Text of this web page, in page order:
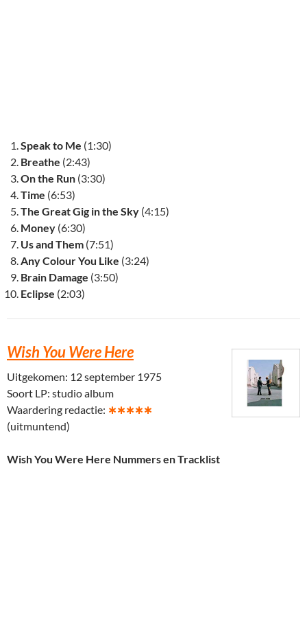
Speak to Me (1:30)
Breathe (2:43)
On the Run (3:30)
Time (6:53)
The Great Gig in the Sky (4:15)
Money (6:30)
Us and Them (7:51)
Any Colour You Like (3:24)
Brain Damage (3:50)
Eclipse (2:03)
Wish You Were Here
Uitgekomen: 12 september 1975
Soort LP: studio album
Waardering redactie: ∗∗∗∗∗
(uitmuntend)
Wish You Were Here Nummers en Tracklist